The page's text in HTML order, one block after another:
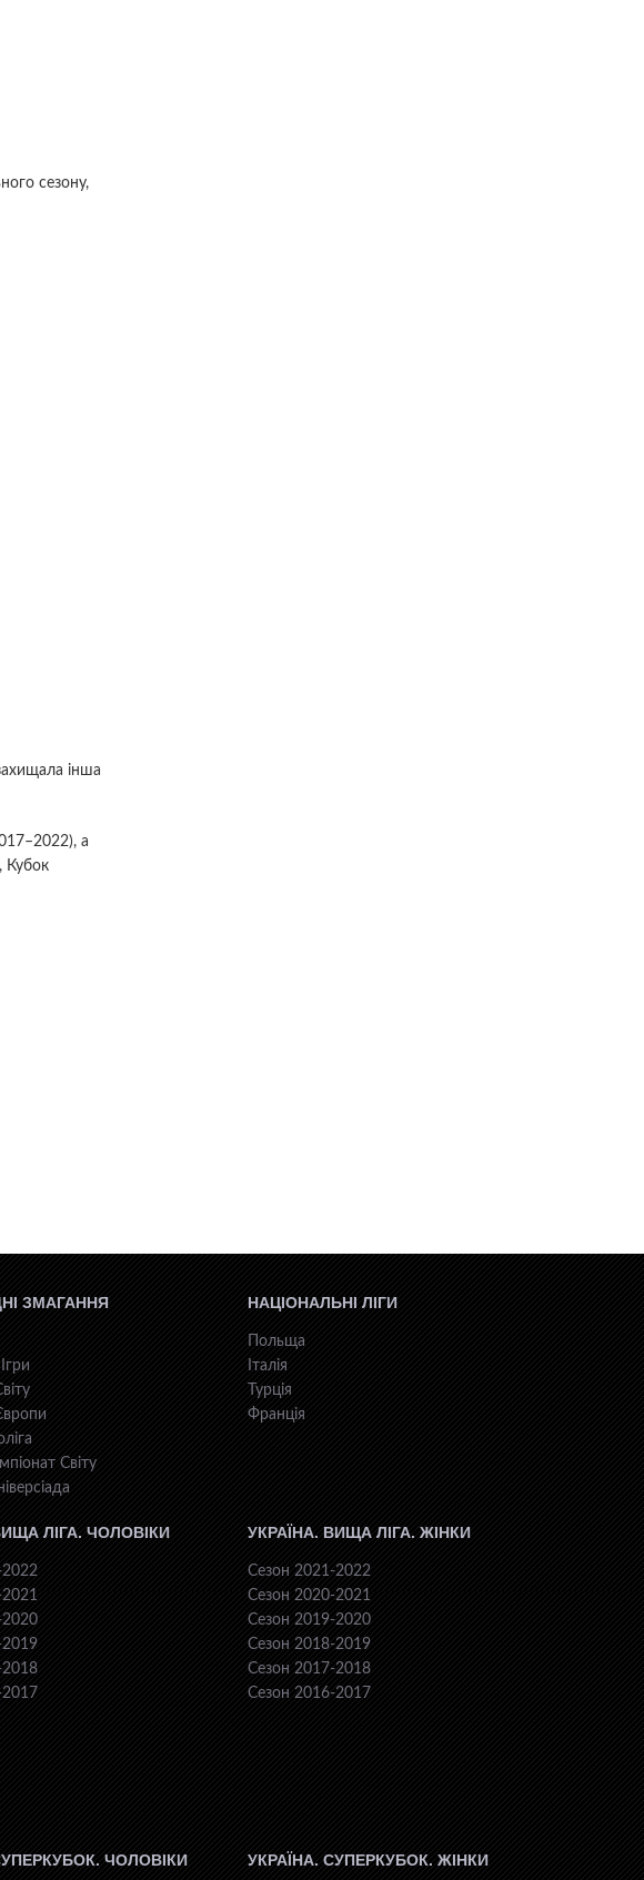
сезону,
інша
а
Кубок
ЗМАГАННЯ
Світу
НАЦІОНАЛЬНІ ЛІГИ
Польща
Італія
Турція
Франція
ЛІГА. ЧОЛОВІКИ УКРАЇНА. ВИЩА ЛІГА. ЖІНКИ
Сезон 2021-2022
Сезон 2020-2021
Сезон 2019-2020
Сезон 2018-2019
Сезон 2017-2018
Сезон 2016-2017
ЧОЛОВІКИ УКРАЇНА. СУПЕРКУБОК. ЖІНКИ